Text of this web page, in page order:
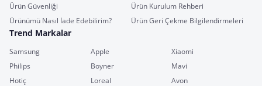
Ürün Güvenliği
Ürün Kurulum Rehberi
Ürünümü Nasıl İade Edebilirim?
Ürün Geri Çekme Bilgilendirmeleri
Trend Markalar
Samsung Apple
Xiaomi
Philips
Boyner
Mavi
Hotiç
Loreal
Avon